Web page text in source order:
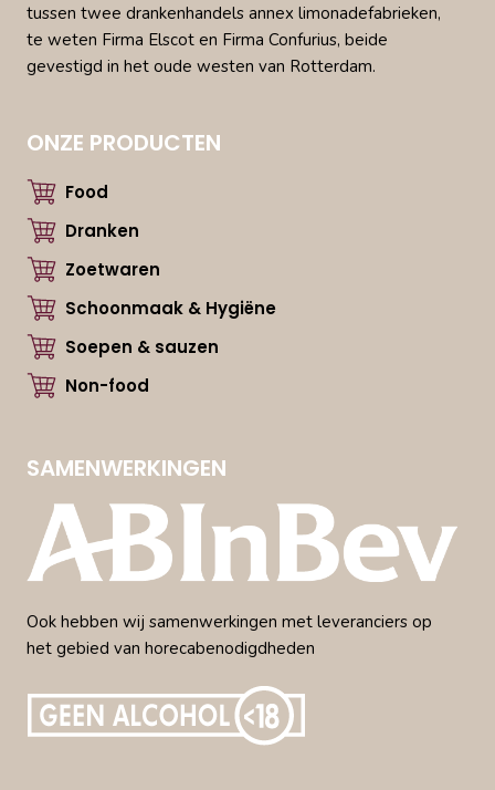
tussen twee drankenhandels annex limonadefabrieken,
te weten Firma Elscot en Firma Confurius, beide
gevestigd in het oude westen van Rotterdam.
ONZE PRODUCTEN
Food
Dranken
Zoetwaren
Schoonmaak & Hygiëne
Soepen & sauzen
Non-food
SAMENWERKINGEN
Ook hebben wij samenwerkingen met leveranciers op
het gebied van horecabenodigdheden